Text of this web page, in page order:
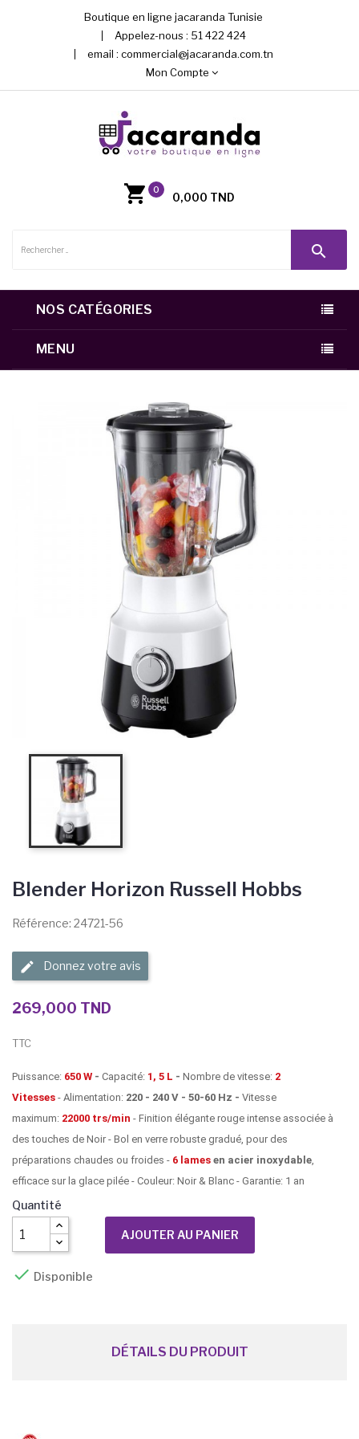
Boutique en ligne jacaranda Tunisie
Appelez-nous : 51 422 424
email : commercial@jacaranda.com.tn
Mon Compte
0
0,000 TND
search
NOS CATÉGORIES
MENU
Blender Horizon Russell Hobbs
Référence: 24721-56
Donnez votre avis
269,000 TND
TTC
Puissance: 650 W - Capacité: 1, 5 L - Nombre de vitesse: 2
Vitesses - Alimentation: 220 - 240 V - 50-60 Hz - Vitesse
maximum: 22000 trs/min - Finition élégante rouge intense associée à
des touches de Noir - Bol en verre robuste gradué, pour des
préparations chaudes ou froides - 6 lames en acier inoxydable,
efficace sur la glace pilée - Couleur: Noir & Blanc - Garantie: 1 an
Quantité
AJOUTER AU PANIER
 Disponible
DÉTAILS DU PRODUIT